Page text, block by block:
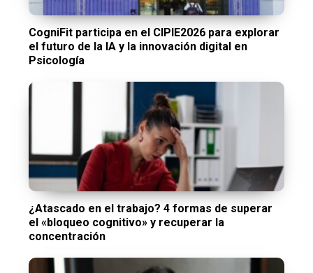
CogniFit participa en el CIPIE2026 para explorar
el futuro de la IA y la innovación digital en
Psicología
¿Atascado en el trabajo? 4 formas de superar
el «bloqueo cognitivo» y recuperar la
concentración